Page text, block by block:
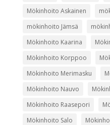
Mökinhoito Askainen
mökinhoito Jämsä
Mökinhoito Kaarina
Mökinhoito Korppoo
Mökinhoito Merimasku
Mökinhoito Nauvo
Mökinhoito Raasepori
Mökinhoito Salo